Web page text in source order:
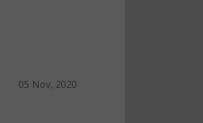
05 Nov, 2020